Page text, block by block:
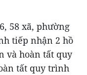
58 xã, phường
tiếp nhận 2 hồ
và hoàn tất quy
tất quy trình